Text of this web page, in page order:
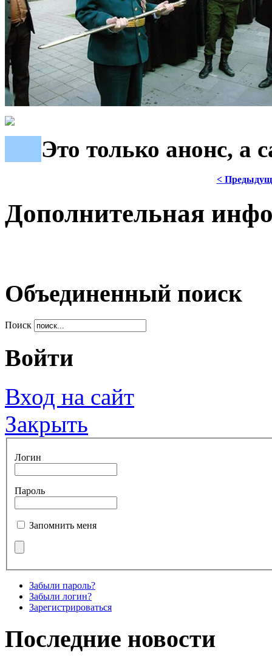
Это только анонс, а
<
Дополнительная
Объединенный поиск
Поиск
Войти
Вход на сайт
Закрыть
Логин
Пароль
Запомнить меня
Забыли пароль?
Забыли логин?
Зарегистрироваться
Последние новости